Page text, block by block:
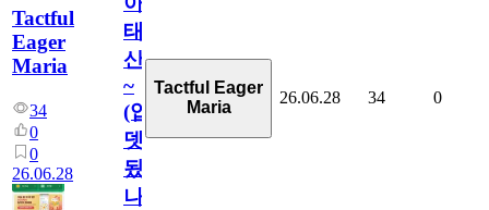
Tactful
Eager
Maria
34
0
0
26.06.28
태
산
~
(업
뎃
됬
나
Tactful Eager
Maria
26.06.28 34 0